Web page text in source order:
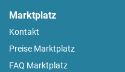
Marktplatz
Kontakt
Preise Marktplatz
FAQ Marktplatz